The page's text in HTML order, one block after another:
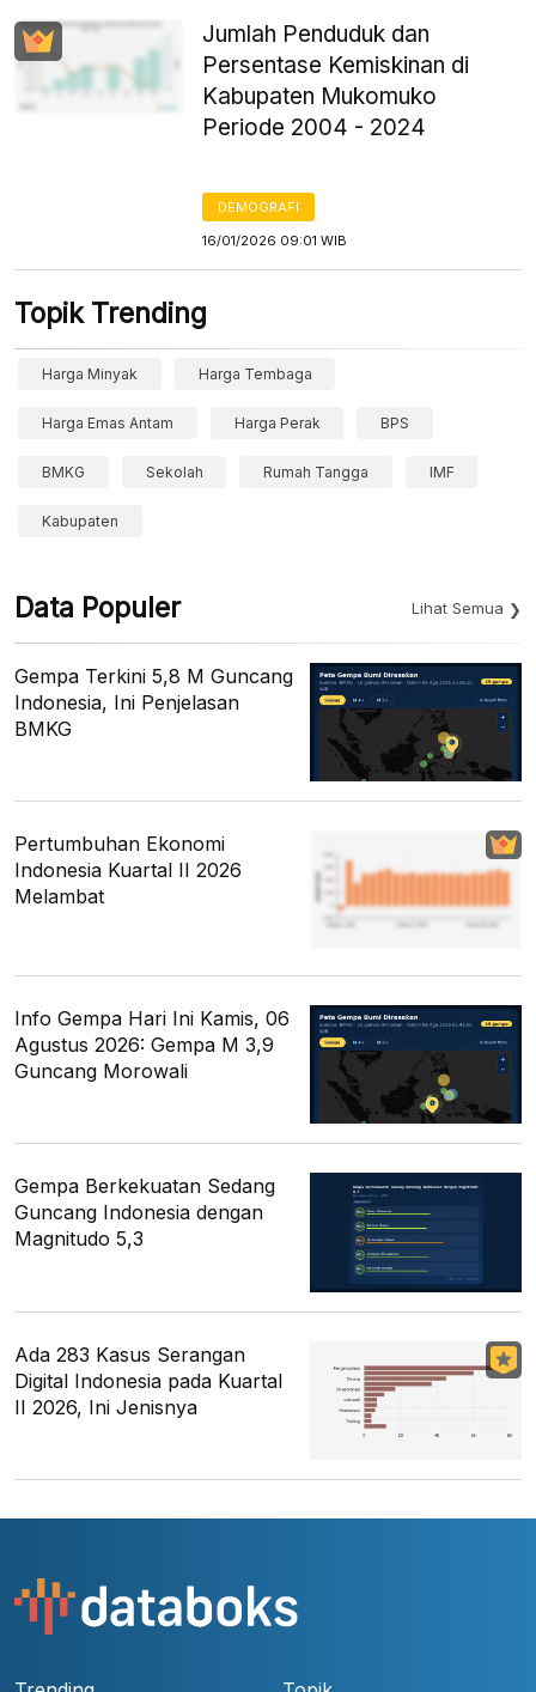
Jumlah Penduduk dan
Persentase Kemiskinan di
Kabupaten Mukomuko
Periode 2004 - 2024
DEMOGRAFI
16/01/2026 09:01 WIB
Topik Trending
Harga Minyak Harga Tembaga
Harga Emas Antam Harga Perak BPS
BMKG Sekolah Rumah Tangga IMF
Kabupaten
Data Populer Lihat Semua
Gempa Terkini 5,8 M Guncang
Indonesia, Ini Penjelasan
BMKG
Pertumbuhan Ekonomi
Indonesia Kuartal II 2026
Melambat
Info Gempa Hari Ini Kamis, 06
Agustus 2026: Gempa M 3,9
Guncang Morowali
Gempa Berkekuatan Sedang
Guncang Indonesia dengan
Magnitudo 5,3
Ada 283 Kasus Serangan
Digital Indonesia pada Kuartal
II 2026, Ini Jenisnya